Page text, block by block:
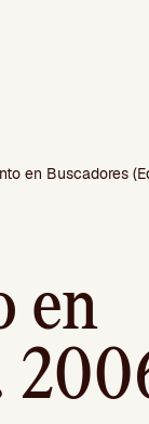
en Buscadores
en